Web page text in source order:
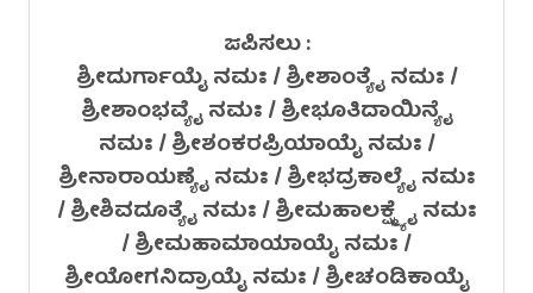
ಜಪಿಸಲು :
ಶ್ರೀದುರ್ಗಾಯೈ ನಮಃ / ಶ್ರೀಶಾಂತ್ಯೈ ನಮಃ /
ಶ್ರೀಶಾಂಭವ್ಯೈ ನಮಃ / ಶ್ರೀಭೂತಿದಾಯಿನ್ಯೈ
ನಮಃ / ಶ್ರೀಶಂಕರಪ್ರಿಯಾಯೈ ನಮಃ /
ಶ್ರೀನಾರಾಯಣ್ಯೈ ನಮಃ / ಶ್ರೀಭದ್ರಕಾಲ್ಯೈ ನಮಃ
/ ಶ್ರೀಶಿವದೂತ್ಯೈ ನಮಃ / ಶ್ರೀಮಹಾಲಕ್ಷ್ಮ್ಯೈ ನಮಃ
/ ಶ್ರೀಮಹಾಮಾಯಾಯೈ ನಮಃ /
ಶ್ರೀಯೋಗನಿದ್ರಾಯೈ ನಮಃ / ಶ್ರೀಚಂಡಿಕಾಯೈ